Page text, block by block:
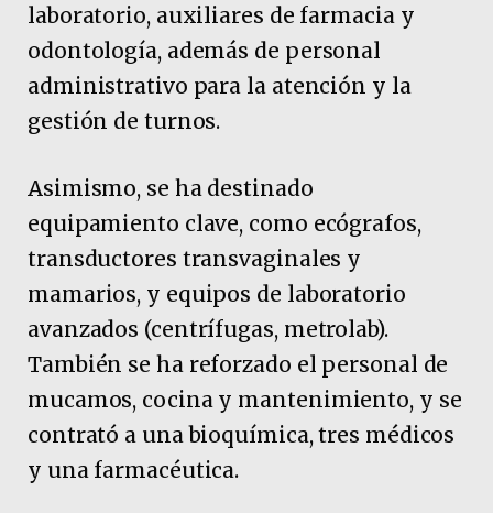
laboratorio, auxiliares de farmacia y
odontología, además de personal
administrativo para la atención y la
gestión de turnos.
Asimismo, se ha destinado
equipamiento clave, como ecógrafos,
transductores transvaginales y
mamarios, y equipos de laboratorio
avanzados (centrífugas, metrolab).
También se ha reforzado el personal de
mucamos, cocina y mantenimiento, y se
contrató a una bioquímica, tres médicos
y una farmacéutica.